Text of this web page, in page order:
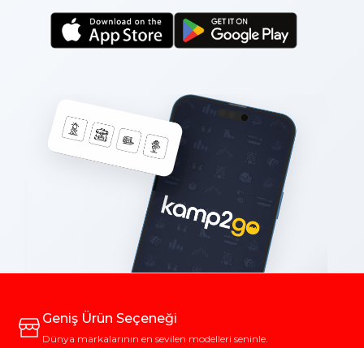
Geniş Ürün Seçeneği
Dünya markalarının en sevilen modelleri seninle.